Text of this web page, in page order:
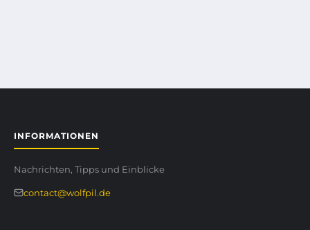
INFORMATIONEN
Nachrichten, Tipps und Einblicke
contact@wolfpil.de